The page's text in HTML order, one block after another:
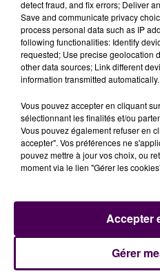
Une discussion presque
pour François Hollande
MACRON, LA TRAHISON ?
Emmanuel Macron
"interroge
S’il y a une leçon que
qu’elle ne se refait pas,
confie."S’il y a une chose
detect fraud, and fix errors; Deliver
Save and communicate privacy
process personal data such as IP
following functionalities: Identify
requested; Use precise geolocation
other data sources; Link different
information transmitted automatically.
Vous pouvez accepter en cliquant
sélectionnant les finalités et/ou
Vous pouvez également refuser en
accepter". Vos préférences ne
pouvez mettre à jour vos choix, ou
moment via le lien "Gérer les
Gérer
Accepter